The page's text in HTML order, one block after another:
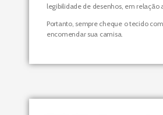
legibilidade de desenhos, em relação
Portanto, sempre cheque o tecido
encomendar sua camisa.